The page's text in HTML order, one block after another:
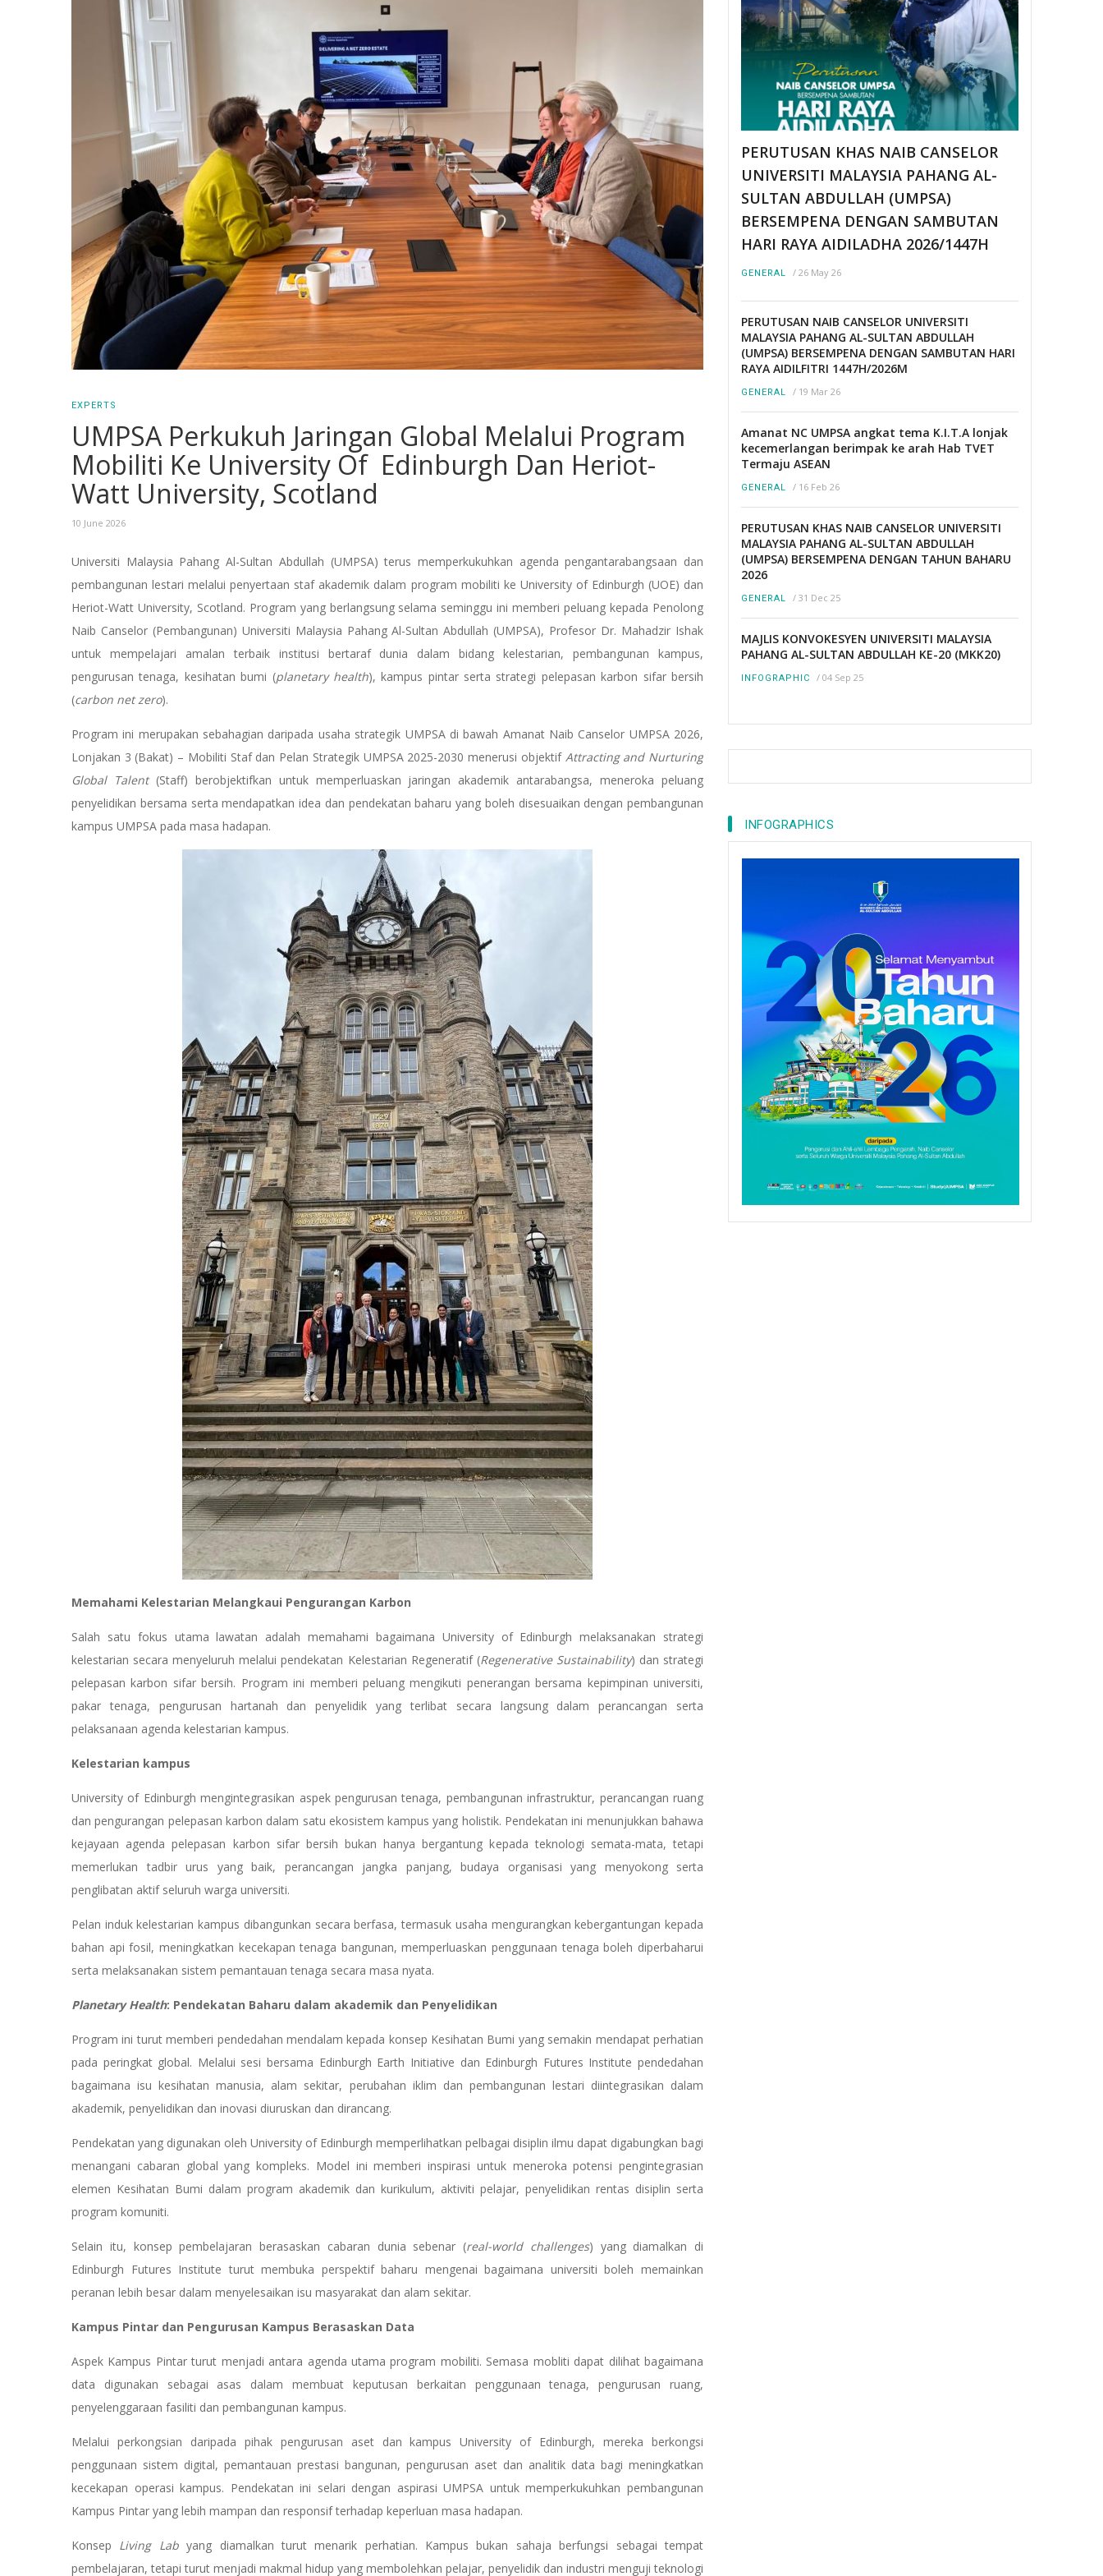
EXPERTS
UMPSA Perkukuh Jaringan Global Melalui Program
Mobiliti Ke University Of Edinburgh Dan Heriot-
Watt University, Scotland
10 June 2026
Universiti Malaysia Pahang Al-Sultan Abdullah (UMPSA) terus memperkukuhkan agenda pengantarabangsaan dan
pembangunan lestari melalui penyertaan staf akademik dalam program mobiliti ke University of Edinburgh (UOE) dan
Heriot-Watt University, Scotland. Program yang berlangsung selama seminggu ini memberi peluang kepada Penolong
Naib Canselor (Pembangunan) Universiti Malaysia Pahang Al-Sultan Abdullah (UMPSA), Profesor Dr. Mahadzir Ishak
untuk mempelajari amalan terbaik institusi bertaraf dunia dalam bidang kelestarian, pembangunan kampus,
pengurusan tenaga, kesihatan bumi (planetary health), kampus pintar serta strategi pelepasan karbon sifar bersih
(carbon net zero).
Program ini merupakan sebahagian daripada usaha strategik UMPSA di bawah Amanat Naib Canselor UMPSA 2026,
Lonjakan 3 (Bakat) – Mobiliti Staf dan Pelan Strategik UMPSA 2025-2030 menerusi objektif Attracting and Nurturing
Global Talent(Staff) berobjektifkan untuk memperluaskan jaringan akademik antarabangsa, meneroka peluang
penyelidikan bersama serta mendapatkan idea dan pendekatan baharu yang boleh disesuaikan dengan pembangunan
kampus UMPSA pada masa hadapan.
Memahami Kelestarian Melangkaui Pengurangan Karbon
Salah satu fokus utama lawatan adalah memahami bagaimana University of Edinburgh melaksanakan strategi
kelestarian secara menyeluruh melalui pendekatan Kelestarian Regeneratif (Regenerative Sustainability) dan strategi
pelepasan karbon sifar bersih. Program ini memberi peluang mengikuti penerangan bersama kepimpinan universiti,
pakar tenaga, pengurusan hartanah dan penyelidik yang terlibat secara langsung dalam perancangan serta
pelaksanaan agenda kelestarian kampus.
Kelestarian kampus
University of Edinburgh mengintegrasikan aspek pengurusan tenaga, pembangunan infrastruktur, perancangan ruang
dan pengurangan pelepasan karbon dalam satu ekosistem kampus yang holistik. Pendekatan ini menunjukkan bahawa
kejayaan agenda pelepasan karbon sifar bersih bukan hanya bergantung kepada teknologi semata-mata, tetapi
memerlukan tadbir urus yang baik, perancangan jangka panjang, budaya organisasi yang menyokong serta
penglibatan aktif seluruh warga universiti.
Pelan induk kelestarian kampus dibangunkan secara berfasa, termasuk usaha mengurangkan kebergantungan kepada
bahan api fosil, meningkatkan kecekapan tenaga bangunan, memperluaskan penggunaan tenaga boleh diperbaharui
serta melaksanakan sistem pemantauan tenaga secara masa nyata.
Planetary Health: Pendekatan Baharu dalam akademik dan Penyelidikan
Program ini turut memberi pendedahan mendalam kepada konsep Kesihatan Bumi yang semakin mendapat perhatian
pada peringkat global. Melalui sesi bersama Edinburgh Earth Initiative dan Edinburgh Futures Institute pendedahan
bagaimana isu kesihatan manusia, alam sekitar, perubahan iklim dan pembangunan lestari diintegrasikan dalam
akademik, penyelidikan dan inovasi diuruskan dan dirancang.
Pendekatan yang digunakan oleh University of Edinburgh memperlihatkan pelbagai disiplin ilmu dapat digabungkan bagi
menangani cabaran global yang kompleks. Model ini memberi inspirasi untuk meneroka potensi pengintegrasian
elemen Kesihatan Bumi dalam program akademik dan kurikulum, aktiviti pelajar, penyelidikan rentas disiplin serta
program komuniti.
Selain itu, konsep pembelajaran berasaskan cabaran dunia sebenar (real-world challenges) yang diamalkan di
Edinburgh Futures Institute turut membuka perspektif baharu mengenai bagaimana universiti boleh memainkan
peranan lebih besar dalam menyelesaikan isu masyarakat dan alam sekitar.
Kampus Pintar dan Pengurusan Kampus Berasaskan Data
Aspek Kampus Pintar turut menjadi antara agenda utama program mobiliti. Semasa mobliti dapat dilihat bagaimana
data digunakan sebagai asas dalam membuat keputusan berkaitan penggunaan tenaga, pengurusan ruang,
penyelenggaraan fasiliti dan pembangunan kampus.
Melalui perkongsian daripada pihak pengurusan aset dan kampus University of Edinburgh, mereka berkongsi
penggunaan sistem digital, pemantauan prestasi bangunan, pengurusan aset dan analitik data bagi meningkatkan
kecekapan operasi kampus. Pendekatan ini selari dengan aspirasi UMPSA untuk memperkukuhkan pembangunan
Kampus Pintar yang lebih mampan dan responsif terhadap keperluan masa hadapan.
Konsep Living Labyang diamalkan turut menarik perhatian. Kampus bukan sahaja berfungsi sebagai tempat
pembelajaran, tetapi turut menjadi makmal hidup yang membolehkan pelajar, penyelidik dan industri menguji teknologi
PERUTUSAN KHAS NAIB CANSELOR
UNIVERSITI MALAYSIA PAHANG AL-
SULTAN ABDULLAH (UMPSA)
BERSEMPENA DENGAN SAMBUTAN
HARI RAYA AIDILADHA 2026/1447H
GENERAL / 26 May 26
PERUTUSAN NAIB CANSELOR UNIVERSITI
MALAYSIA PAHANG AL-SULTAN ABDULLAH
(UMPSA) BERSEMPENA DENGAN SAMBUTAN HARI
RAYA AIDILFITRI 1447H/2026M
GENERAL / 19 Mar 26
Amanat NC UMPSA angkat tema K.I.T.A lonjak
kecemerlangan berimpak ke arah Hab TVET
Termaju ASEAN
GENERAL / 16 Feb 26
PERUTUSAN KHAS NAIB CANSELOR UNIVERSITI
MALAYSIA PAHANG AL-SULTAN ABDULLAH
(UMPSA) BERSEMPENA DENGAN TAHUN BAHARU
2026
GENERAL / 31 Dec 25
MAJLIS KONVOKESYEN UNIVERSITI MALAYSIA
PAHANG AL-SULTAN ABDULLAH KE-20 (MKK20)
INFOGRAPHIC / 04 Sep 25
INFOGRAPHICS